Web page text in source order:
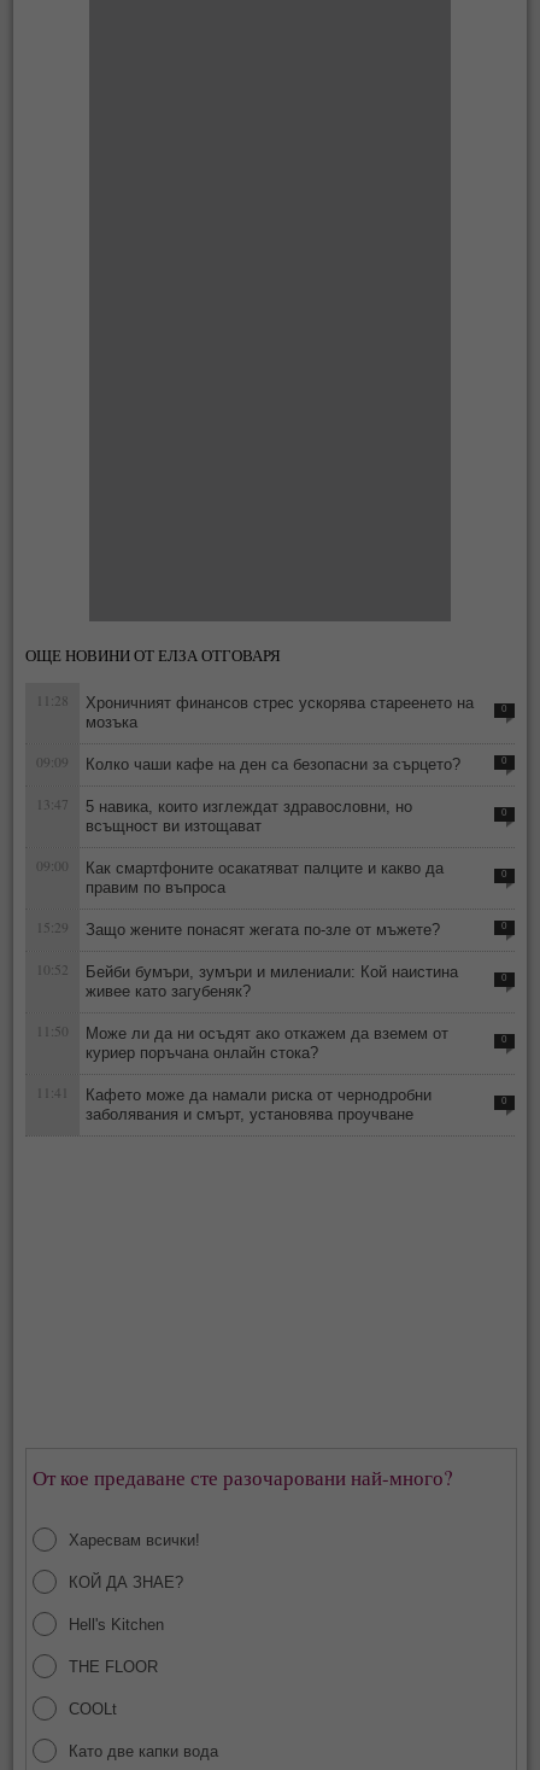
ОЩЕ НОВИНИ ОТ ЕЛЗА ОТГОВАРЯ
11:28
Хроничният финансов стрес ускорява стареенето на
мозъка
0
09:09 Колко чаши кафе на ден са безопасни за сърцето? 0
13:47
5 навика, които изглеждат здравословни, но
всъщност ви изтощават
0
09:00
Как смартфоните осакатяват палците и какво да
правим по въпроса
0
15:29 Защо жените понасят жегата по-зле от мъжете? 0
10:52
Бейби бумъри, зумъри и милениали: Кой наистина
живее като загубеняк?
0
11:50
Може ли да ни осъдят ако откажем да вземем от
куриер поръчана онлайн стока?
0
11:41
Кафето може да намали риска от чернодробни
заболявания и смърт, установява проучване
0
От кое предаване сте разочаровани най-много?
Харесвам всички!
КОЙ ДА ЗНАЕ?
Hell's Kitchen
THE FLOOR
COOLt
Като две капки вода